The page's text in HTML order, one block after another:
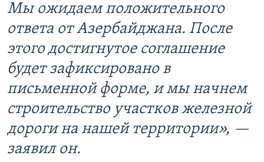
Мы ожидаем положительного
ответа от Азербайджана. После
этого достигнутое соглашение
будет зафиксировано в
письменной форме, и мы начнем
строительство участков железной
дороги на нашей территории», —
заявил он.